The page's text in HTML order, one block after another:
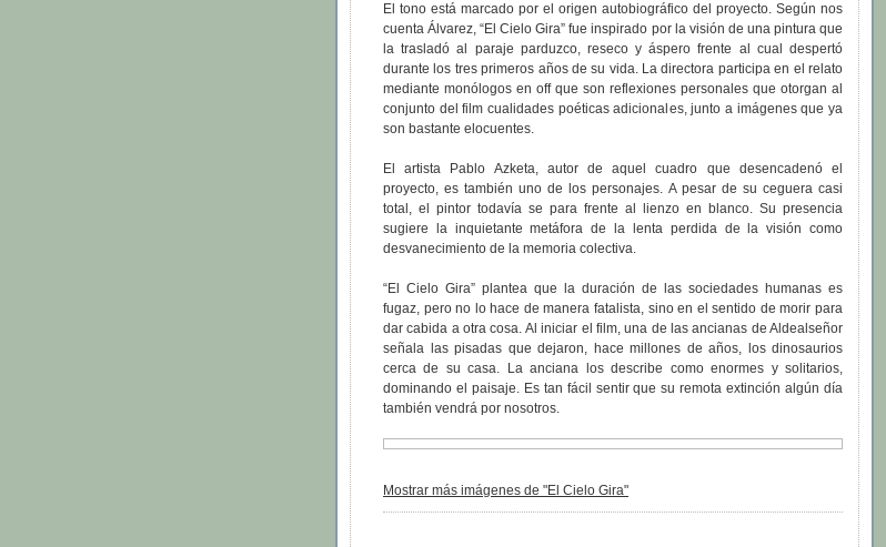
El tono está marcado por el origen autobiográfico del proyecto. Según nos
cuenta Álvarez, “El Cielo Gira” fue inspirado por la visión de una pintura que
la trasladó al paraje parduzco, reseco y áspero frente al cual despertó
durante los tres primeros años de su vida. La directora participa en el relato
mediante monólogos en off que son reflexiones personales que otorgan al
conjunto del film cualidades poéticas adicionales, junto a imágenes que ya
son bastante elocuentes.
El artista Pablo Azketa, autor de aquel cuadro que desencadenó el
proyecto, es también uno de los personajes. A pesar de su ceguera casi
total, el pintor todavía se para frente al lienzo en blanco. Su presencia
sugiere la inquietante metáfora de la lenta perdida de la visión como
desvanecimiento de la memoria colectiva.
“El Cielo Gira” plantea que la duración de las sociedades humanas es
fugaz, pero no lo hace de manera fatalista, sino en el sentido de morir para
dar cabida a otra cosa. Al iniciar el film, una de las ancianas de Aldealseñor
señala las pisadas que dejaron, hace millones de años, los dinosaurios
cerca de su casa. La anciana los describe como enormes y solitarios,
dominando el paisaje. Es tan fácil sentir que su remota extinción algún día
también vendrá por nosotros.
Mostrar más imágenes de "El Cielo Gira"